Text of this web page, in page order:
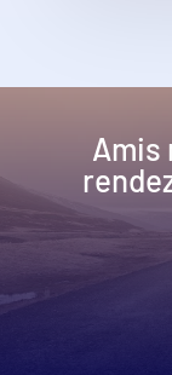
Amis